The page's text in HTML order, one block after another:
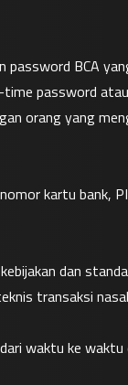
password BCA
password
orang yang
kartu bank,
dan
transaksi
waktu ke waktu